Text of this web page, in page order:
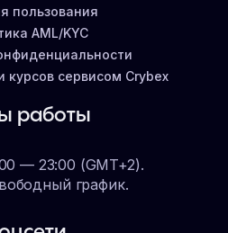
пользования
AML/KYC
курсов сервисом Crybex
работы
— 23:00 (GMT+2).
график.